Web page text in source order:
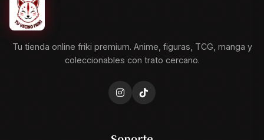
Tu tienda online friki premium. Anime, figuras, TCG, manga y
coleccionables con trato cercano.